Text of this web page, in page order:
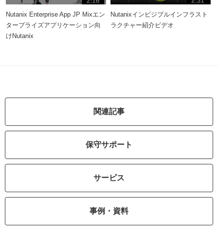
Nutanix Enterprise App JP Mixエン
タープライズアプリケーション向
けNutanix
Nutanixインビジブルインフラスト
ラクチャー紹介ビデオ
関連記事
保守サポート
サービス
事例・資料